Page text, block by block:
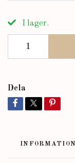
I lager.
Dela
INFORMATION